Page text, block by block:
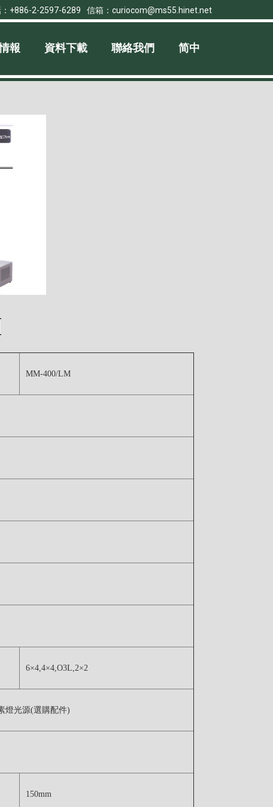
信箱： curiocom@ms55.hinet.net
+886-2-2597-6289
報 資料下載 聯絡我們 简中
MM-400/LM
6×4,4×4,O3L,2×2
燈光源(選購配件)
150mm